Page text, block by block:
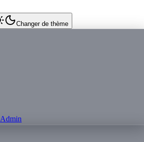
Changer de thème
Admin